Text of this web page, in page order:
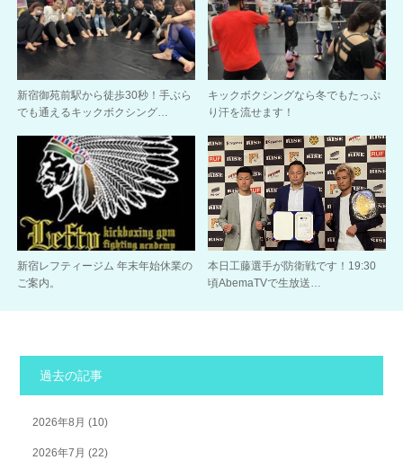
新宿御苑前駅から徒歩30秒！手ぶら
でも通えるキックボクシング…
キックボクシングなら冬でもたっぷ
り汗を流せます！
新宿レフティージム 年末年始休業の
ご案内。
本日工藤選手が防衛戦です！19:30
頃AbemaTVで生放送…
過去の記事
2026年8月 (10)
2026年7月 (22)